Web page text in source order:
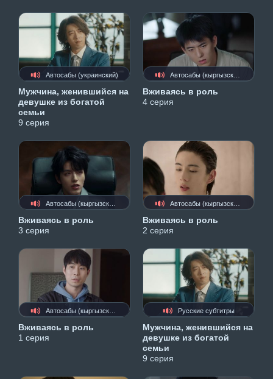
Автосабы (украинский)
Мужчина, женившийся на
девушке из богатой
семьи
9 серия
Автосабы (кыргызские)
Вживаясь в роль
4 серия
Автосабы (кыргызские)
Вживаясь в роль
3 серия
Автосабы (кыргызские)
Вживаясь в роль
2 серия
Автосабы (кыргызские)
Вживаясь в роль
1 серия
Русские субтитры
Мужчина, женившийся на
девушке из богатой
семьи
9 серия